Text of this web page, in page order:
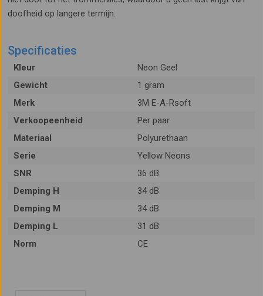
doofheid op langere termijn.
Specificaties
Kleur
Neon Geel
Gewicht
1 gram
Merk
3M E-A-Rsoft
Verkoopeenheid
Per paar
Materiaal
Polyurethaan
Serie
Yellow Neons
SNR
36 dB
Demping H
34 dB
Demping M
34 dB
Demping L
31 dB
Norm
CE